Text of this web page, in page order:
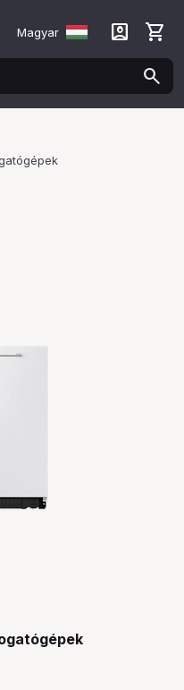
Magyar account_box shopping_cart